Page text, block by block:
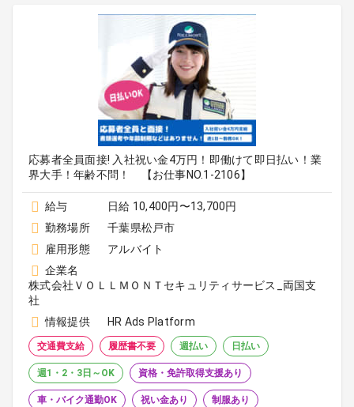
応募者全員面接! 入社祝い金4万円！即働けて即日払い！業
界大手！年齢不問！ 【お仕事NO.1-2106】
給与
日給 10,400円〜13,700円
勤務場所
千葉県松戸市
雇用形態
アルバイト
企業名
株式会社ＶＯＬＬＭＯＮＴセキュリティサービス_両国支
社
情報提供
HR Ads Platform
交通費支給 履歴書不要 週払い 日払い
週1・2・3日～OK 資格・免許取得支援あり
車・バイク通勤OK 祝い金あり 制服あり